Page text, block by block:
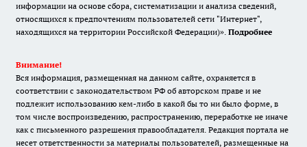
информации на основе сбора, систематизации и анализа сведений,
относящихся к предпочтениям пользователей сети "Интернет",
находящихся на территории Российской Федерации)». Подробнее
Внимание!
Вся информация, размещенная на данном сайте, охраняется в
соответствии с законодательством РФ об авторском праве и не
подлежит использованию кем-либо в какой бы то ни было форме, в
том числе воспроизведению, распространению, переработке не иначе
как с письменного разрешения правообладателя. Редакция портала не
несет ответственности за материалы пользователей, размещенные на